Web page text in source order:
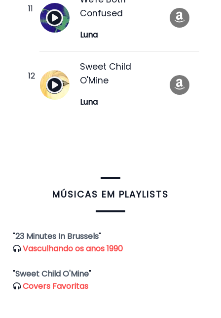
Confused
Luna
Sweet Child
O'Mine
Luna
​MÚSICAS EM PLAYLISTS
"23 Minutes In Brussels"
Vasculhando os anos 1990
"Sweet Child O'Mine"
Covers Favoritas